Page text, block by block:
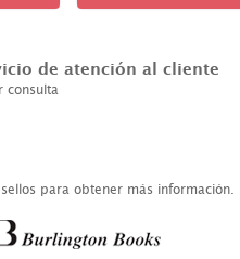
de atención al cliente
consulta
para obtener más información.